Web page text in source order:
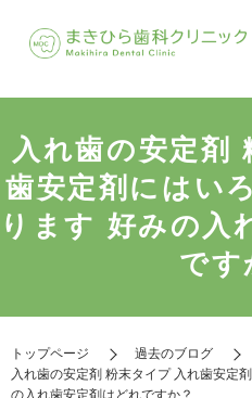
入れ歯の安定剤
歯安定剤にはい
ります 好みの入
です
トップページ
過去のブログ
入れ歯の安定剤 粉末タイプ 入れ歯安定